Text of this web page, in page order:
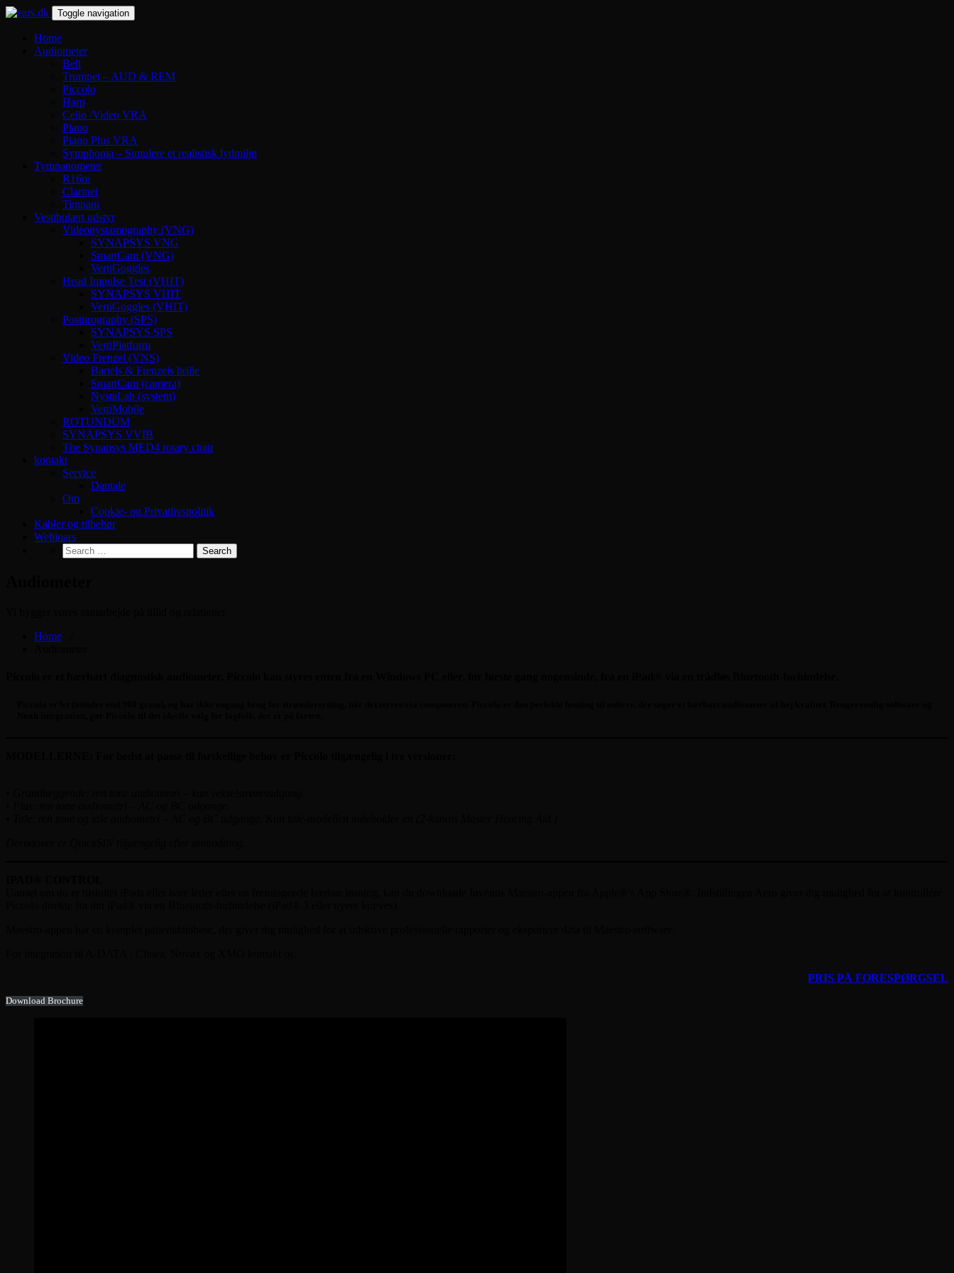
Toggle navigation
Home
Audiometer
Bell
Trumpet – AUD & REM
Piccolo
Harp
Cello /Video VRA
Piano
Piano Plus VRA
Symphonia – Simulere et realistisk lydmiljø
Tympanometer
R16m
Clarinet
Timpani
Vestibulært udstyr
Videonystamography (VNG)
SYNAPSYS VNG
SmartCam (VNG)
VertiGoggles
Head Impulse Test (VHIT)
SYNAPSYS VHIT
VertiGoggles (VHIT)
Posturography (SPS)
SYNAPSYS SPS
VertiPlatform
Video Frenzel (VNS)
Bartels & Frenzels brille
SmartCam (camera)
NystaLab (system)
VertiMobile
ROTUNDUM
SYNAPSYS VVIB
The Synapsys MED4 rotary chair
kontakt
Service
Dantale
Om
Cookie- og Privatlivspolitik
Kabler og tilbehør
Webinars
Home
PRIS PÅ FORESPØRGSEL
Download Brochure